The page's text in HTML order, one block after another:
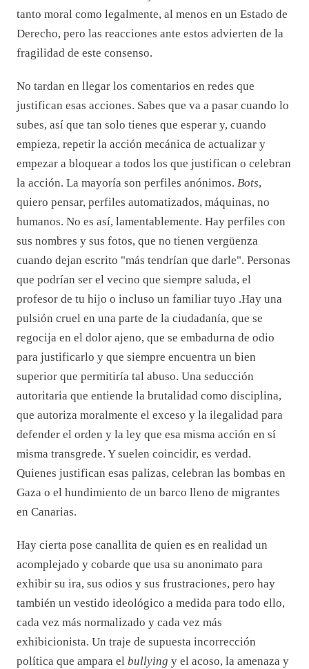
tanto moral como legalmente, al menos en un Estado de
Derecho, pero las reacciones ante estos advierten de la
fragilidad de este consenso.
No tardan en llegar los comentarios en redes que
justifican esas acciones. Sabes que va a pasar cuando lo
subes, así que tan solo tienes que esperar y, cuando
empieza, repetir la acción mecánica de actualizar y
empezar a bloquear a todos los que justifican o celebran
la acción. La mayoría son perfiles anónimos. Bots,
quiero pensar, perfiles automatizados, máquinas, no
humanos. No es así, lamentablemente. Hay perfiles con
sus nombres y sus fotos, que no tienen vergüenza
cuando dejan escrito "más tendrían que darle". Personas
que podrían ser el vecino que siempre saluda, el
profesor de tu hijo o incluso un familiar tuyo .Hay una
pulsión cruel en una parte de la ciudadanía, que se
regocija en el dolor ajeno, que se embadurna de odio
para justificarlo y que siempre encuentra un bien
superior que permitiría tal abuso. Una seducción
autoritaria que entiende la brutalidad como disciplina,
que autoriza moralmente el exceso y la ilegalidad para
defender el orden y la ley que esa misma acción en sí
misma transgrede. Y suelen coincidir, es verdad.
Quienes justifican esas palizas, celebran las bombas en
Gaza o el hundimiento de un barco lleno de migrantes
en Canarias.
Hay cierta pose canallita de quien es en realidad un
acomplejado y cobarde que usa su anonimato para
exhibir su ira, sus odios y sus frustraciones, pero hay
también un vestido ideológico a medida para todo ello,
cada vez más normalizado y cada vez más
exhibicionista. Un traje de supuesta incorrección
política que ampara el bullying y el acoso, la amenaza y